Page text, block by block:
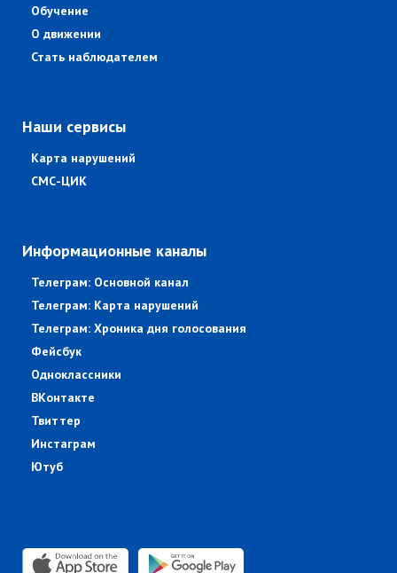
Обучение
О движении
Стать наблюдателем
Наши сервисы
Карта нарушений
СМС-ЦИК
Информационные каналы
Телеграм: Основной канал
Телеграм: Карта нарушений
Телеграм: Хроника дня голосования
Фейсбук
Одноклассники
ВКонтакте
Твиттер
Инстаграм
Ютуб